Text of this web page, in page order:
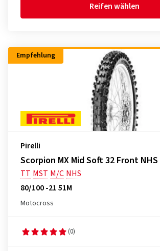
Reifen wählen
Empfehlung
Pirelli
Scorpion MX Mid Soft 32 Front NHS
TT MST M/C NHS
80/100 -21 51M
Motocross
(0)